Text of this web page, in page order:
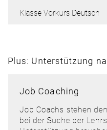
Klasse Vorkurs Deutsch
Plus: Unterstützung
Job Coaching
Job Coachs stehen
bei der Suche der